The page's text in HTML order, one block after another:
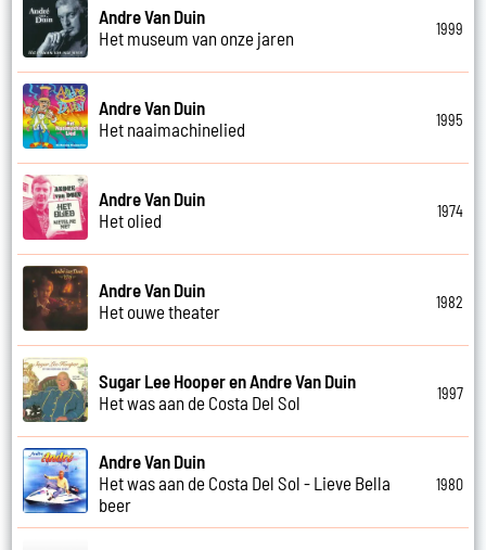
Andre Van Duin
Het museum van onze jaren
1999
Andre Van Duin
Het naaimachinelied
1995
Andre Van Duin
Het olied
1974
Andre Van Duin
Het ouwe theater
1982
Sugar Lee Hooper en Andre Van Duin
Het was aan de Costa Del Sol
1997
Andre Van Duin
Het was aan de Costa Del Sol - Lieve Bella
beer
1980